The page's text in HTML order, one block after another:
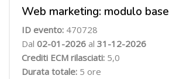
Web marketing: modulo base
ID evento: 470728
Dal 02-01-2026 al 31-12-2026
Crediti ECM rilasciati: 5,0
Durata totale: 5 ore